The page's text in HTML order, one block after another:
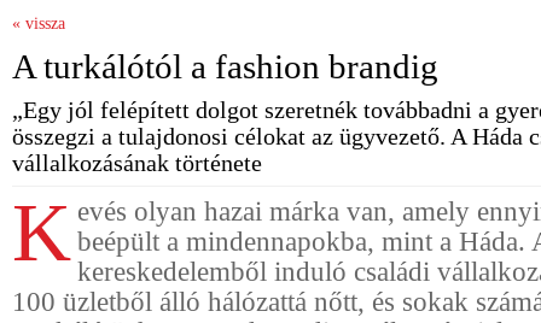
« vissza
A turkálótól a fashion brandig
„Egy jól felépített dolgot szeretnék továbbadni a
összegzi a tulajdonosi célokat az ügyvezető. A Háda
vállalkozásának története
K evés olyan hazai márka van, amely
beépült a mindennapokba, mint a Háda.
kereskedelemből induló családi
100 üzletből álló hálózattá nőtt, és sokak